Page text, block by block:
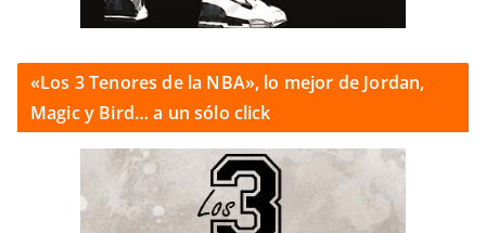
«Los 3 Tenores de la NBA», lo mejor de Jordan,
Magic y Bird… a un sólo click